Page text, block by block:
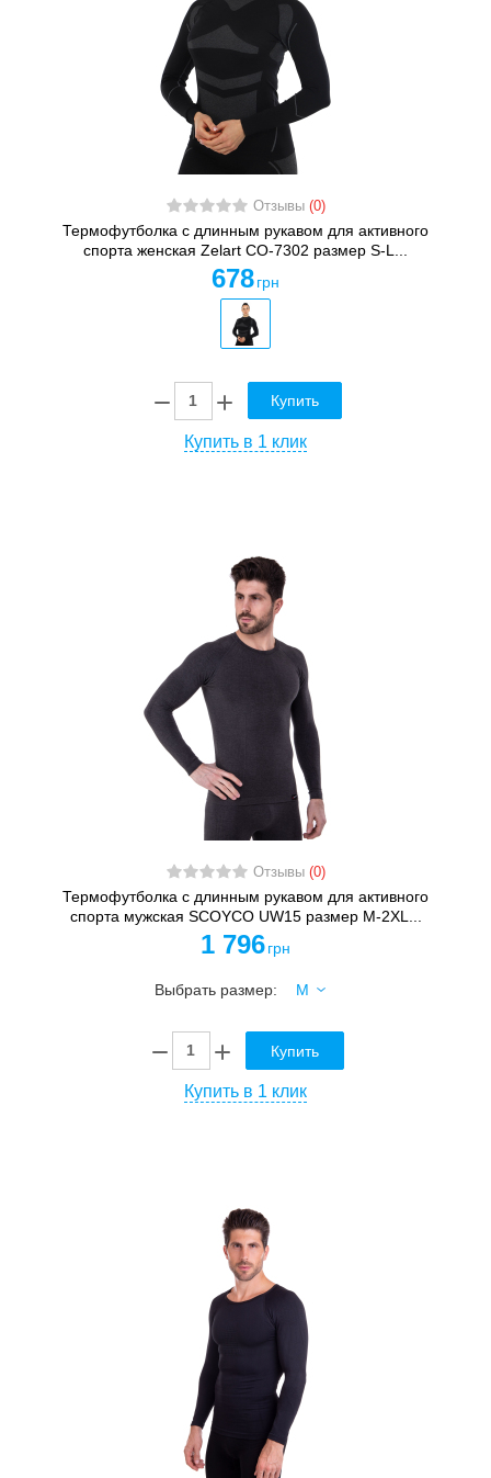
Отзывы (0)
Термофутболка с длинным рукавом для активного
спорта женская Zelart CO-7302 размер S-L...
678 грн
Купить
Купить в 1 клик
Отзывы (0)
Термофутболка с длинным рукавом для активного
спорта мужская SCOYCO UW15 размер M-2XL...
1 796 грн
Выбрать размер:
Купить
Купить в 1 клик